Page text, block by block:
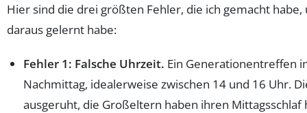
Hier sind die drei größten Fehler, die ich gemacht habe,
daraus gelernt habe:
Fehler 1: Falsche Uhrzeit. Ein Generationentreffen
Nachmittag, idealerweise zwischen 14 und 16 Uhr.
ausgeruht, die Großeltern haben ihren Mittagsschlaf